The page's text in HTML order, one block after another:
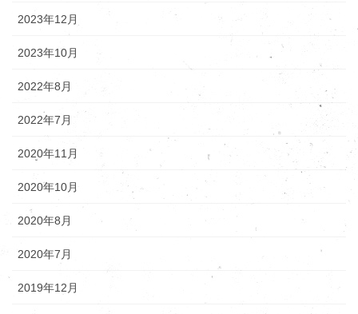
2023年12月
2023年10月
2022年8月
2022年7月
2020年11月
2020年10月
2020年8月
2020年7月
2019年12月